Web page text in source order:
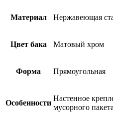
Материал Нержавеющая
Цвет бака Матовый хром
Форма Прямоугольная
Особенности
Настенное
мусорного пакета